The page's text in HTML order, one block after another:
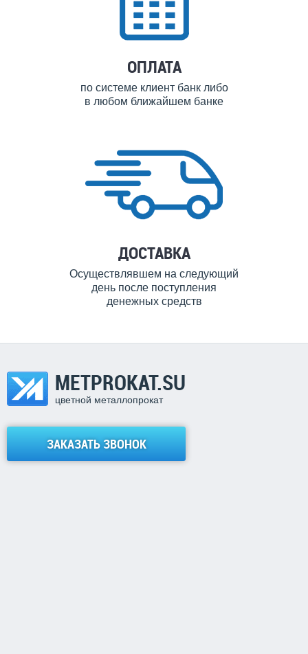
ОПЛАТА
по системе клиент банк либо
в любом ближайшем банке
ДОСТАВКА
Осуществлявшем на следующий
день после поступления
денежных средств
METPROKAT.SU
цветной металлопрокат
ЗАКАЗАТЬ ЗВОНОК